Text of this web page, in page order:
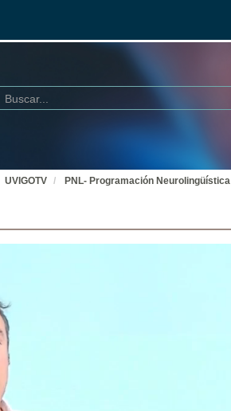
UVIGOTV PNL- Programación Neurolingüística